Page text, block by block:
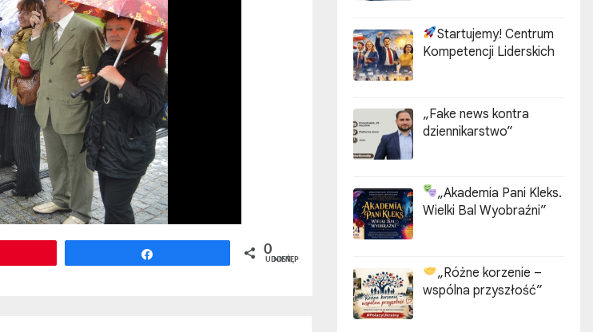
0
UDOSTĘPNIEŃ
Startujemy! Centrum
Kompetencji Liderskich
„Fake news kontra
dziennikarstwo”
„Akademia Pani Kleks.
Wielki Bal Wyobraźni”
„Różne korzenie –
wspólna przyszłość”